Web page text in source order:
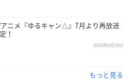
市
ンテンツ企画部
ー：丸亮二
ニメ『ゆるキャン△』7月より再放送
！
2020年6月19日
もっと見る